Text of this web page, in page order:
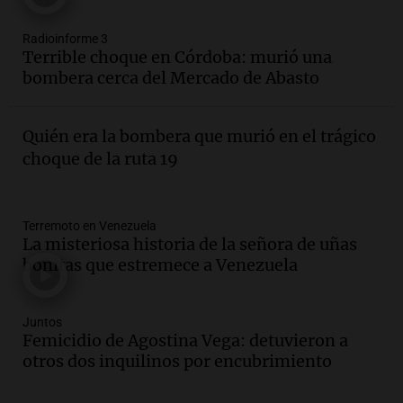
Audio.Inflación: por qué el 2,9% de
julio en CABA no anticipa el dato
nacional, según economista
Audio.Giordano advirtió por el
endeudamiento: "La solución es que
Episodios
Audio.Media sanción a la ley de
inviolabilidad: un avance para
Episodios
Audio.Promocionan cortes de cerdo
Radioinforme 3
Terrible choque en Córdoba: murió una
bombera cerca del Mercado de Abasto
Quién era la bombera que murió en el trágico
choque de la ruta 19
Terremoto en Venezuela
La misteriosa historia de la señora de uñas
bonitas que estremece a Venezuela
Juntos
Femicidio de Agostina Vega: detuvieron a
otros dos inquilinos por encubrimiento